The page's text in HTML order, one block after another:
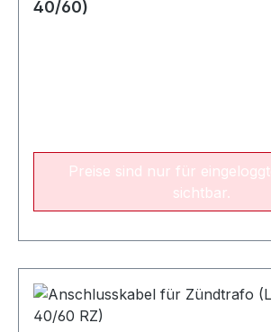
40/60)
Preise sind nur für
sichtbar.